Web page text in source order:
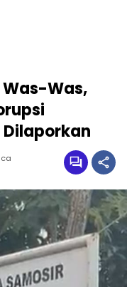
Was,
Dilaporkan